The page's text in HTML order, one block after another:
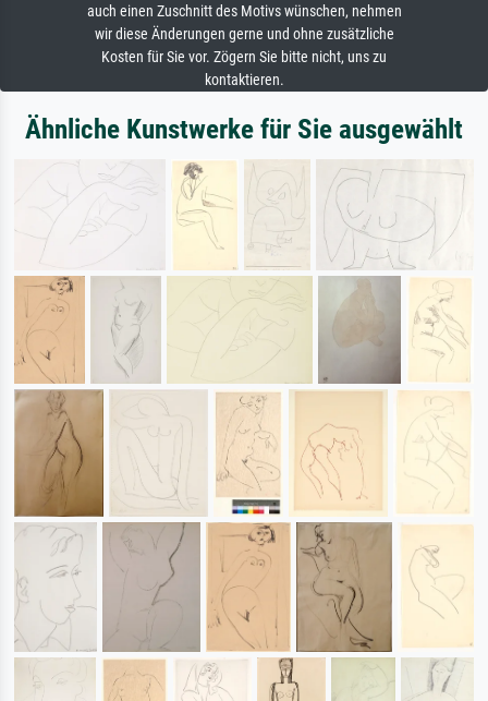
auch einen Zuschnitt des Motivs wünschen, nehmen
wir diese Änderungen gerne und ohne zusätzliche
Kosten für Sie vor. Zögern Sie bitte nicht, uns zu
kontaktieren.
Ähnliche Kunstwerke für Sie ausgewählt